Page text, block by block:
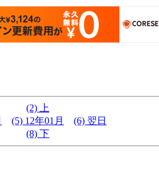
(2) 上
(5) 12年01月
(6) 翌日
(8) 下